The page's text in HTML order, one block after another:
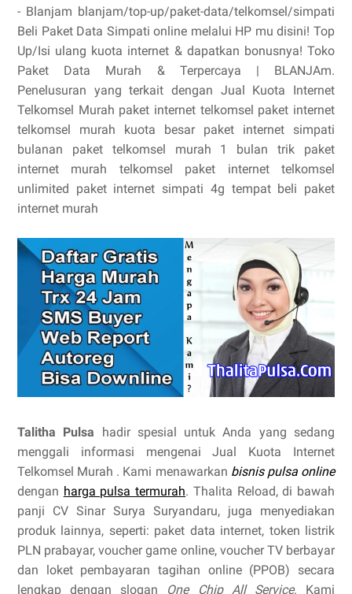
- Blanjam blanjam/top-up/paket-data/telkomsel/simpati
Beli Paket Data Simpati online melalui HP mu disini! Top
Up/Isi ulang kuota internet & dapatkan bonusnya! Toko
Paket Data Murah & Terpercaya | BLANJAm.
Penelusuran yang terkait dengan Jual Kuota Internet
Telkomsel Murah paket internet telkomsel paket internet
telkomsel murah kuota besar paket internet simpati
bulanan paket telkomsel murah 1 bulan trik paket
internet murah telkomsel paket internet telkomsel
unlimited paket internet simpati 4g tempat beli paket
internet murah
Talitha Pulsa hadir spesial untuk Anda yang sedang
menggali informasi mengenai Jual Kuota Internet
Telkomsel Murah . Kami menawarkan bisnis pulsa online
dengan harga pulsa termurah. Thalita Reload, di bawah
panji CV Sinar Surya Suryandaru, juga menyediakan
produk lainnya, seperti: paket data internet, token listrik
PLN prabayar, voucher game online, voucher TV berbayar
dan loket pembayaran tagihan online (PPOB) secara
lengkap dengan slogan One Chip All Service. Kami